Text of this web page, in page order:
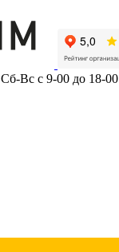
Сб-Вс с 9-00 до 18-00